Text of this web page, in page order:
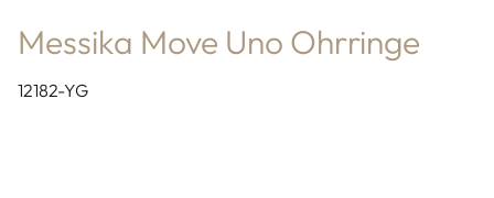
Messika Move Uno Ohrringe
12182-YG